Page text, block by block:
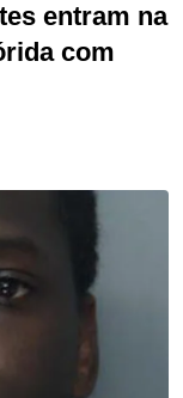
entram na
com